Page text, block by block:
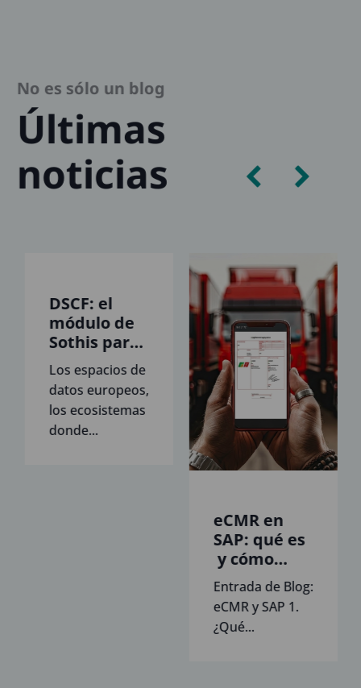
No es sólo un blog
Últimas
noticias
DSCF: el
módulo de
Sothis para
la
conformidad
en espacios
de datos
Los espacios de
datos europeos,
los ecosistemas
donde...
eCMR en
SAP: qué es
y cómo
prepararse
para la
obligatoriedad
de 2026 y
Entrada de Blog:
eCMR y SAP 1.
¿Qué...